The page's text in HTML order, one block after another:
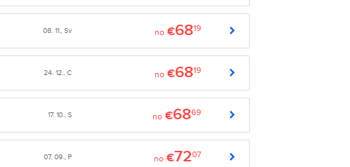
08. 11., Sv no €6819
24. 12., C no €6819
17. 10., S no €6869
07. 09., P no €7207